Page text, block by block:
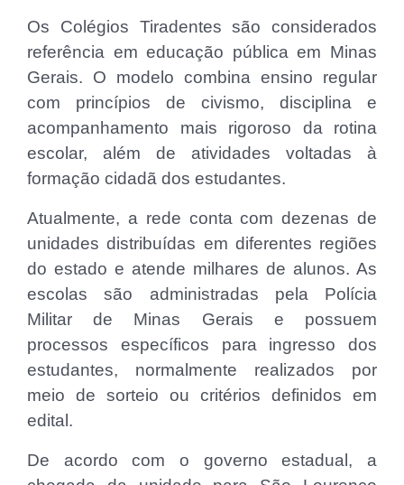
Os Colégios Tiradentes são considerados
referência em educação pública em Minas
Gerais. O modelo combina ensino regular
com princípios de civismo, disciplina e
acompanhamento mais rigoroso da rotina
escolar, além de atividades voltadas à
formação cidadã dos estudantes.
Atualmente, a rede conta com dezenas de
unidades distribuídas em diferentes regiões
do estado e atende milhares de alunos. As
escolas são administradas pela Polícia
Militar de Minas Gerais e possuem
processos específicos para ingresso dos
estudantes, normalmente realizados por
meio de sorteio ou critérios definidos em
edital.
De acordo com o governo estadual, a